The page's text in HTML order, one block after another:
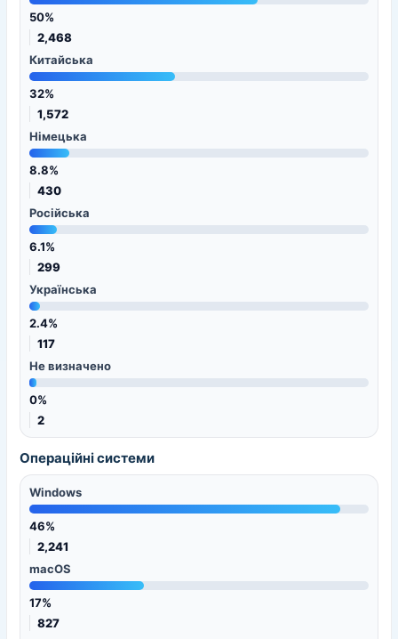
50%
2,468
Китайська
32%
1,572
Німецька
8.8%
430
Російська
6.1%
299
Українська
2.4%
117
Не визначено
0%
2
Операційні системи
Windows
46%
2,241
macOS
17%
827